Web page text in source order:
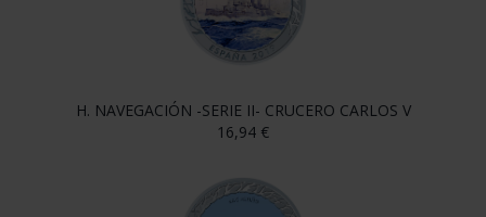
H. NAVEGACIÓN -SERIE II- CRUCERO CARLOS V
16,94 €